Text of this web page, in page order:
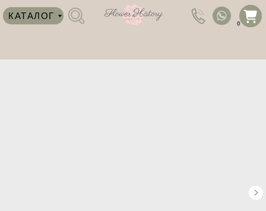
КАТАЛОГ
0